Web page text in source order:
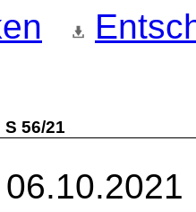
56/21
06.10.2021